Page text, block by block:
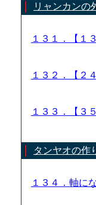
リャンカンの
１３１．【１
１３２．【２
１３３．【３
タンヤオの作
１３４．軸に